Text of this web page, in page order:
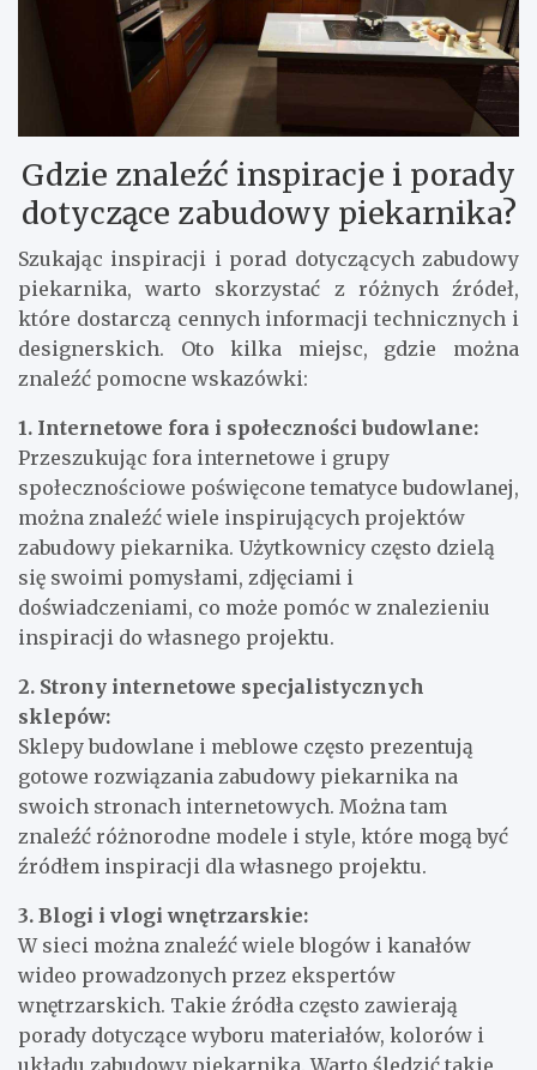
Gdzie znaleźć inspiracje i porady
dotyczące zabudowy piekarnika?
Szukając inspiracji i porad dotyczących zabudowy
piekarnika, warto skorzystać z różnych źródeł,
które dostarczą cennych informacji technicznych i
designerskich. Oto kilka miejsc, gdzie można
znaleźć pomocne wskazówki:
1. Internetowe fora i społeczności budowlane:
Przeszukując fora internetowe i grupy
społecznościowe poświęcone tematyce budowlanej,
można znaleźć wiele inspirujących projektów
zabudowy piekarnika. Użytkownicy często dzielą
się swoimi pomysłami, zdjęciami i
doświadczeniami, co może pomóc w znalezieniu
inspiracji do własnego projektu.
2. Strony internetowe specjalistycznych
sklepów:
Sklepy budowlane i meblowe często prezentują
gotowe rozwiązania zabudowy piekarnika na
swoich stronach internetowych. Można tam
znaleźć różnorodne modele i style, które mogą być
źródłem inspiracji dla własnego projektu.
3. Blogi i vlogi wnętrzarskie:
W sieci można znaleźć wiele blogów i kanałów
wideo prowadzonych przez ekspertów
wnętrzarskich. Takie źródła często zawierają
porady dotyczące wyboru materiałów, kolorów i